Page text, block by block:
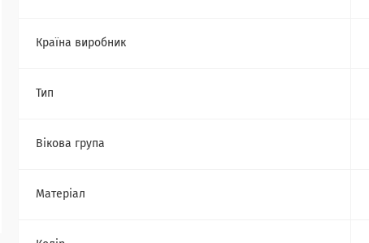
Країна виробник
Тип
Вікова група
Матеріал